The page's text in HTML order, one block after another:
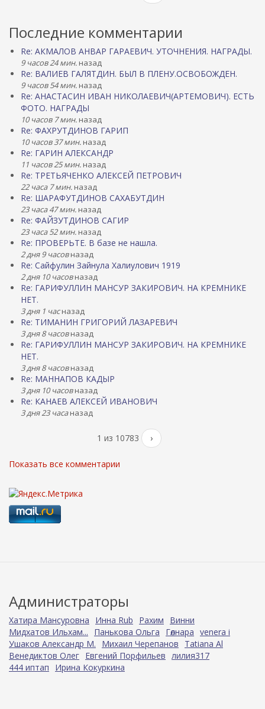
Последние комментарии
Re: АКМАЛОВ АНВАР ГАРАЕВИЧ. УТОЧНЕНИЯ. НАГРАДЫ.
9 часов 24 мин. назад
Re: ВАЛИЕВ ГАЛЯТДИН. БЫЛ В ПЛЕНУ.ОСВОБОЖДЕН.
9 часов 54 мин. назад
Re: АНАСТАСИН ИВАН НИКОЛАЕВИЧ(АРТЕМОВИЧ). ЕСТЬ
ФОТО. НАГРАДЫ
10 часов 7 мин. назад
Re: ФАХРУТДИНОВ ГАРИП
10 часов 37 мин. назад
Re: ГАРИН АЛЕКСАНДР
11 часов 25 мин. назад
Re: ТРЕТЬЯЧЕНКО АЛЕКСЕЙ ПЕТРОВИЧ
22 часа 7 мин. назад
Re: ШАРАФУТДИНОВ САХАБУТДИН
23 часа 47 мин. назад
Re: ФАЙЗУТДИНОВ САГИР
23 часа 52 мин. назад
Re: ПРОВЕРЬТЕ. В базе не нашла.
2 дня 9 часовназад
Re: Сайфулин Зайнула Халиулович 1919
2 дня 10 часовназад
Re: ГАРИФУЛЛИН МАНСУР ЗАКИРОВИЧ. НА КРЕМНИКЕ
НЕТ.
3 дня 1 часназад
Re: ТИМАНИН ГРИГОРИЙ ЛАЗАРЕВИЧ
3 дня 8 часовназад
Re: ГАРИФУЛЛИН МАНСУР ЗАКИРОВИЧ. НА КРЕМНИКЕ
НЕТ.
3 дня 8 часовназад
Re: МАННАПОВ КАДЫР
3 дня 10 часовназад
Re: КАНАЕВ АЛЕКСЕЙ ИВАНОВИЧ
3 дня 23 часаназад
1 из 10783 ›
Показать все комментарии
Администраторы
Хатира Мансуровна Инна Rub Рахим
Винни
Мидхатов Ильхам...
Панькова Ольга Гөлнара venera i
Ушаков Александр М.
Михаил Черепанов
Tatiana Al
Венедиктов Олег Евгений Порфильев лилия317
444 иптап
Ирина Кокуркина